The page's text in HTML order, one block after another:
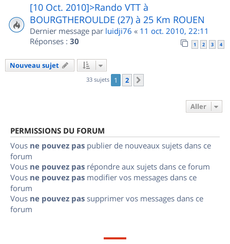
[10 Oct. 2010]>Rando VTT à
BOURGTHEROULDE (27) à 25 Km ROUEN
Dernier message par luidji76 « 11 oct. 2010, 22:11
Réponses : 30 1 2 3 4
Nouveau sujet
33 sujets 1 2
Aller
PERMISSIONS DU FORUM
Vous ne pouvez pas publier de nouveaux sujets dans ce
forum
Vous ne pouvez pas répondre aux sujets dans ce forum
Vous ne pouvez pas modifier vos messages dans ce
forum
Vous ne pouvez pas supprimer vos messages dans ce
forum